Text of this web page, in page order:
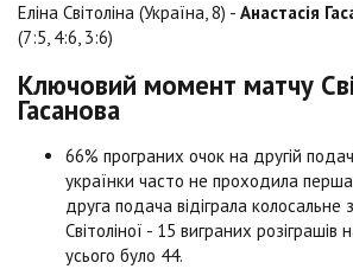
Еліна Світоліна (Україна, 8) - Анастасія
(7:5, 4:6, 3:6)
Ключовий момент матчу
Гасанова
66% програних очок на другій
українки часто не проходила
друга подача відіграла колосальне
Світоліної - 15 виграних розіграшів
усього було 44.